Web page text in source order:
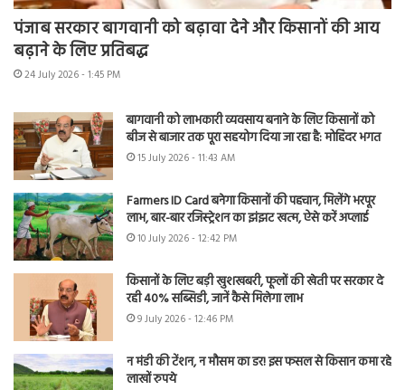
पंजाब सरकार बागवानी को बढ़ावा देने और किसानों की आय
बढ़ाने के लिए प्रतिबद्ध
24 July 2026 - 1:45 PM
बागवानी को लाभकारी व्यवसाय बनाने के लिए किसानों को
बीज से बाजार तक पूरा सहयोग दिया जा रहा है: मोहिंदर भगत
15 July 2026 - 11:43 AM
Farmers ID Card बनेगा किसानों की पहचान, मिलेंगे भरपूर
लाभ, बार-बार रजिस्ट्रेशन का झंझट खत्म, ऐसे करें अप्लाई
10 July 2026 - 12:42 PM
किसानों के लिए बड़ी खुशखबरी, फूलों की खेती पर सरकार दे
रही 40% सब्सिडी, जानें कैसे मिलेगा लाभ
9 July 2026 - 12:46 PM
न मंडी की टेंशन, न मौसम का डर! इस फसल से किसान कमा रहे
लाखों रुपये